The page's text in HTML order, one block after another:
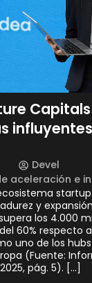
Devel
aceleración e
y
los 4.000
60% respecto
uno de los
(Fuente:
pág. 5). […]